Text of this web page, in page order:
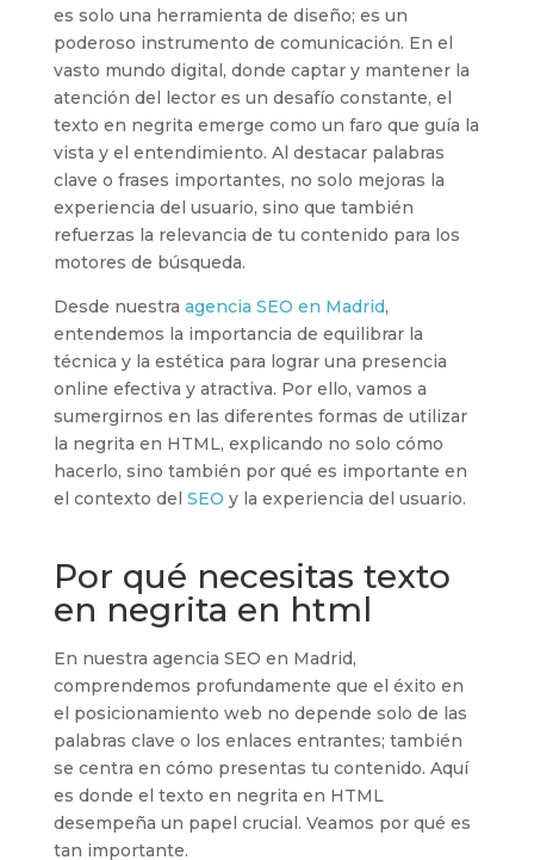
es solo una herramienta de diseño; es un
poderoso instrumento de comunicación. En el
vasto mundo digital, donde captar y mantener la
atención del lector es un desafío constante, el
texto en negrita emerge como un faro que guía la
vista y el entendimiento. Al destacar palabras
clave o frases importantes, no solo mejoras la
experiencia del usuario, sino que también
refuerzas la relevancia de tu contenido para los
motores de búsqueda.
Desde nuestra agencia SEO en Madrid,
entendemos la importancia de equilibrar la
técnica y la estética para lograr una presencia
online efectiva y atractiva. Por ello, vamos a
sumergirnos en las diferentes formas de utilizar
la negrita en HTML, explicando no solo cómo
hacerlo, sino también por qué es importante en
el contexto del SEO y la experiencia del usuario.
Por qué necesitas texto
en negrita en html
En nuestra agencia SEO en Madrid,
comprendemos profundamente que el éxito en
el posicionamiento web no depende solo de las
palabras clave o los enlaces entrantes; también
se centra en cómo presentas tu contenido. Aquí
es donde el texto en negrita en HTML
desempeña un papel crucial. Veamos por qué es
tan importante.